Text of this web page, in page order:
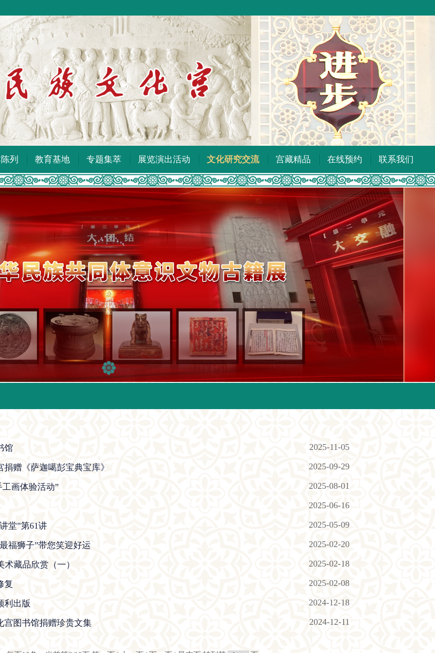
列 教育基地 专题集萃 展览演出活动 文化研究交流 宫藏精品 在线预约 联系我们
馆 2025-11-05
赠《萨迦噶彭宝典宝库》 2025-09-29
画体验活动”
2025-08-01
2025-06-16
堂”第61讲 2025-05-09
福狮子”带您笑迎好运 2025-02-20
藏品欣赏（一） 2025-02-18
复 2025-02-08
利出版 2024-12-18
宫图书馆捐赠珍贵文集 2024-12-11